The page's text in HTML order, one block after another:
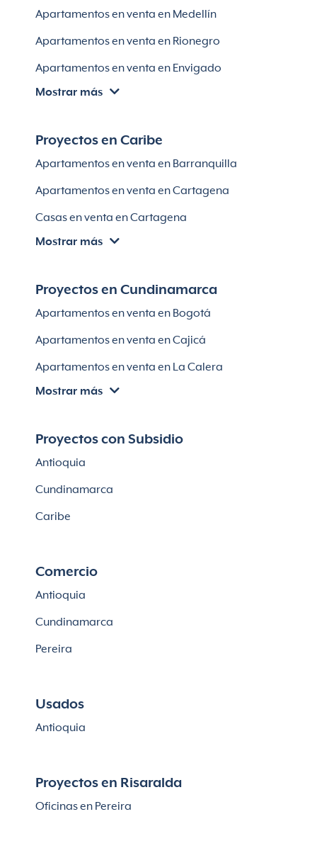
Apartamentos en venta en Medellín
Apartamentos en venta en Rionegro
Apartamentos en venta en Envigado
Apartamentos en venta en Itagüí
Apartamentos en venta en Bello
Mostrar más
Proyectos en Caribe
Apartamentos en venta en Barranquilla
Apartamentos en venta en Cartagena
Casas en venta en Cartagena
Villas en Cartagena
Apartamentos en venta en Soledad
Mostrar más
Proyectos en Cundinamarca
Apartamentos en venta en Bogotá
Apartamentos en venta en Cajicá
Apartamentos en venta en La Calera
Apartamentos en venta en Chía
Casas en Cajicá
Mostrar más
Proyectos con Subsidio
Antioquia
Cundinamarca
Caribe
Comercio
Antioquia
Cundinamarca
Pereira
Usados
Antioquia
Proyectos en Risaralda
Oficinas en Pereira